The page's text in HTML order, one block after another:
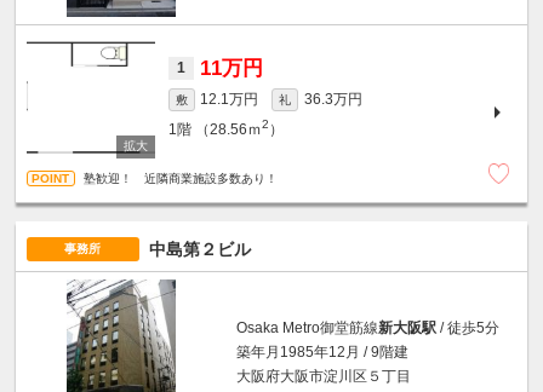
1 11万円
敷 12.1万円 礼
36.3万円
1階
（28.56ｍ2 ）
塾歓迎！ 近隣商業施設多数あり！
事務所 中島第２ビル
Osaka Metro御堂筋線新大阪駅 / 徒歩5分
築年月1985年12月 / 9階建
大阪府大阪市淀川区５丁目